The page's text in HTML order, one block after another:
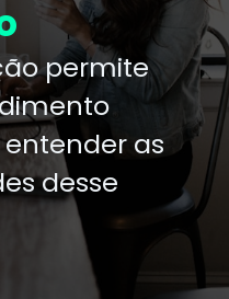
permite
as
desse